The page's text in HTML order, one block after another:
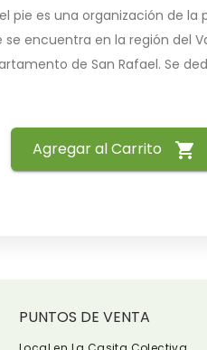
pie es una organización de la
se encuentra en la región del
de San Rafael. Se
a la producción y
generar espacios de
convencidos/as de que la
de representantes y
Agregar al Carrito shopping_cart
PUNTOS DE VENTA